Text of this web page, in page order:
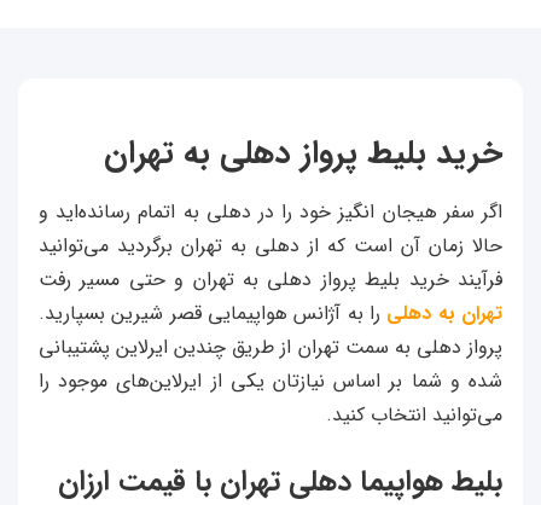
خرید بلیط پرواز دهلی به تهران
اگر سفر هیجان انگیز خود را در دهلی به اتمام رسانده‌اید و
حالا زمان آن است که از دهلی به تهران برگردید می‌توانید
فرآیند خرید بلیط پرواز دهلی به تهران و حتی مسیر رفت
تهران به دهلی را به آژانس هواپیمایی قصر شیرین بسپارید.
پرواز دهلی به سمت تهران از طریق چندین ایرلاین پشتیبانی
شده و شما بر اساس نیازتان یکی از ایرلاین‌های موجود را
می‌توانید انتخاب کنید.
بلیط هواپیما دهلی تهران با قیمت ارزان